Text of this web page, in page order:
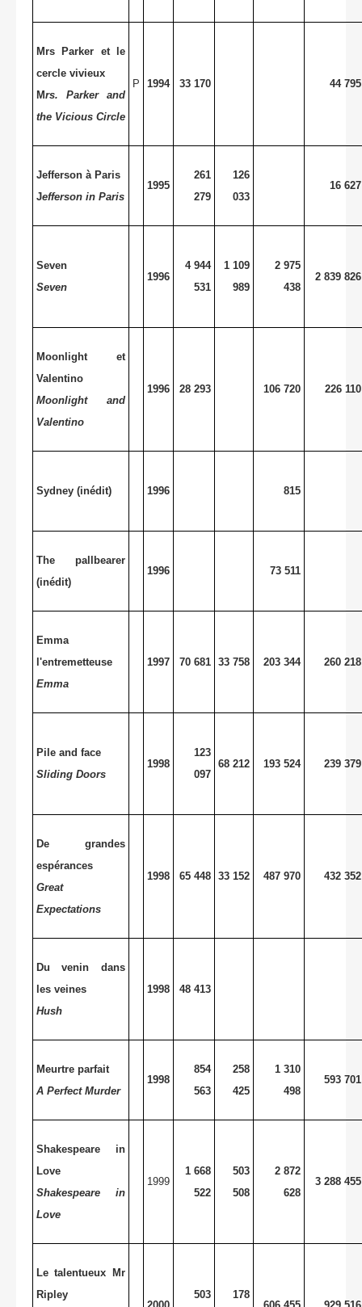
Mrs Parker et le
cercle vivieux
Mrs. Parker and
the Vicious Circle
P 1994 33 170 44 795
Jefferson à Paris
Jefferson in Paris
1995
261
279
126
033
16 627
Seven
Seven
1996
4 944
531
1 109
989
2 975
438
2 839 826
Moonlight et
Valentino
Moonlight and
Valentino
1996 28 293 106 720 226 110
Sydney (inédit) 1996 815
The pallbearer
(inédit)
1996 73 511
Emma
l'entremetteuse
Emma
1997 70 681 33 758 203 344 260 218
Pile and face
Sliding Doors
1998
123
097
68 212 193 524 239 379
De grandes
espérances
Great
Expectations
1998 65 448 33 152 487 970 432 352
Du venin dans
les veines
Hush
1998 48 413
Meurtre parfait
A Perfect Murder
1998
854
563
258
425
1 310
498
593 701
Shakespeare in
Love
Shakespeare in
Love
1999
1 668
522
503
508
2 872
628
3 288 455
Le talentueux Mr
Ripley
503
178